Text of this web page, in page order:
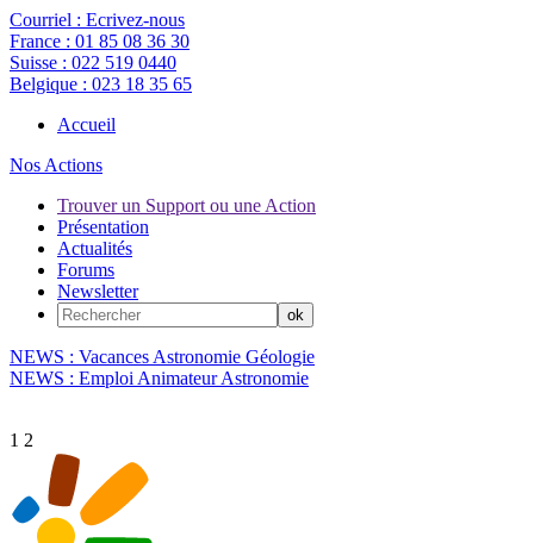
Courriel : Ecrivez-nous
France : 01 85 08 36 30
Suisse : 022 519 0440
Belgique : 023 18 35 65
Accueil
Nos Actions
Trouver un Support ou une Action
Présentation
Actualités
Forums
Newsletter
NEWS : Vacances Astronomie Géologie
NEWS : Emploi Animateur Astronomie
1 2